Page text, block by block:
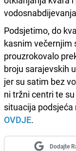
Podsjetimo, do
kasnim večernjim
prouzrokovalo
broju sarajevskih
jer su satim bez
ni tržni centri te
situacija podsjeća
OVDJE.
Dodajte